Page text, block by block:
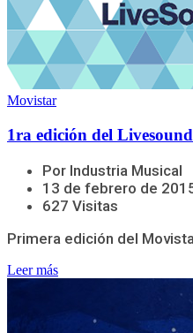
Movistar
1ra edición del
Por Industria Musical
13 de febrero de
627 Visitas
Primera edición del
Leer más